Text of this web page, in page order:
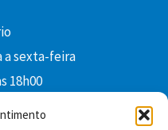
a sexta-feira
18h00